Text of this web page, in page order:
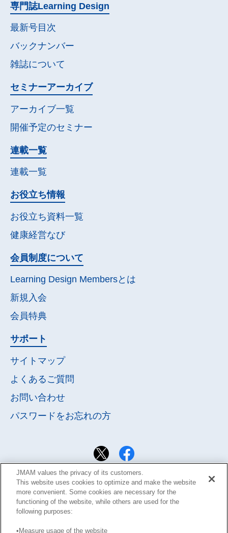
専門誌Learning Design
最新号目次
バックナンバー
雑誌について
セミナーアーカイブ
アーカイブ一覧
開催予定のセミナー
連載一覧
連載一覧
お役立ち情報
お役立ち資料一覧
健康経営なび
会員制度について
Learning Design Membersとは
新規入会
会員特典
サポート
サイトマップ
よくあるご質問
お問い合わせ
パスワードをお忘れの方
JMAM values the privacy of its customers.
This website uses cookies to optimize and make the website
more convenient. Some cookies are necessary for the
functioning of the website, while others are used for the
following purposes:
•Measure usage of the website